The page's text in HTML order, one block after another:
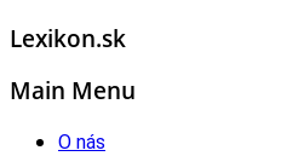
Lexikon.sk
Main Menu
O nás